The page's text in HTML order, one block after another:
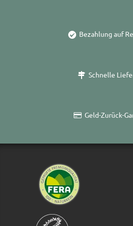
Bezahlung auf
Schnelle
Geld-Zurück-